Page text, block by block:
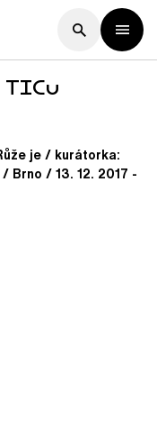
je / kurátorka:
Brno / 13. 12. 2017 -